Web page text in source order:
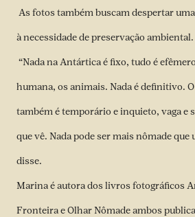
As fotos também buscam despertar
à necessidade de preservação ambiental.
“Nada na Antártica é fixo, tudo é
humana, os animais. Nada é definitivo.
também é temporário e inquieto, vaga e
que vê. Nada pode ser mais nômade que
disse.
Marina é autora dos livros fotográficos
Fronteira e Olhar Nômade ambos